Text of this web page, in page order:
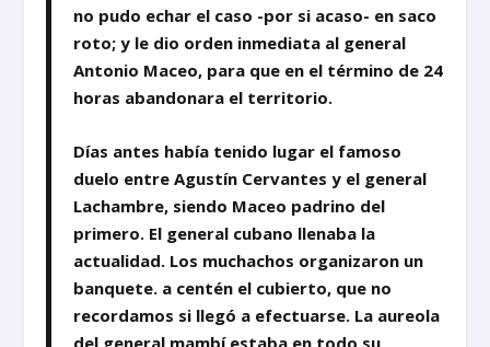
no pudo echar el caso -por si acaso- en saco
roto; y le dio orden inmediata al general
Antonio Maceo, para que en el término de 24
horas abandonara el territorio.
Días antes había tenido lugar el famoso
duelo entre Agustín Cervantes y el general
Lachambre, siendo Maceo padrino del
primero. El general cubano llenaba la
actualidad. Los muchachos organizaron un
banquete. a centén el cubierto, que no
recordamos si llegó a efectuarse. La aureola
del general mambí estaba en todo su